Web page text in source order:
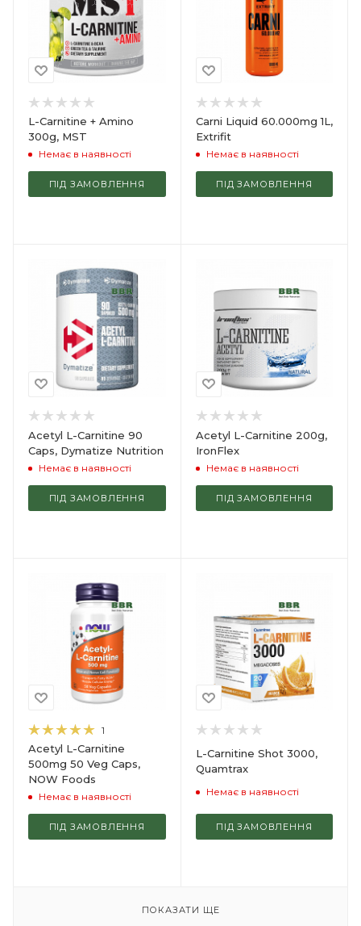
L-Carnitine + Amino
300g, MST
Немає в наявності
ПІД ЗАМОВЛЕННЯ
Carni Liquid 60.000mg 1L,
Extrifit
Немає в наявності
ПІД ЗАМОВЛЕННЯ
Acetyl L-Carnitine 90
Caps, Dymatize Nutrition
Немає в наявності
ПІД ЗАМОВЛЕННЯ
Acetyl L-Carnitine 200g,
IronFlex
Немає в наявності
ПІД ЗАМОВЛЕННЯ
1
Acetyl L-Carnitine
500mg 50 Veg Caps,
NOW Foods
Немає в наявності
ПІД ЗАМОВЛЕННЯ
L-Carnitine Shot 3000,
Quamtrax
Немає в наявності
ПІД ЗАМОВЛЕННЯ
ПОКАЗАТИ ЩЕ